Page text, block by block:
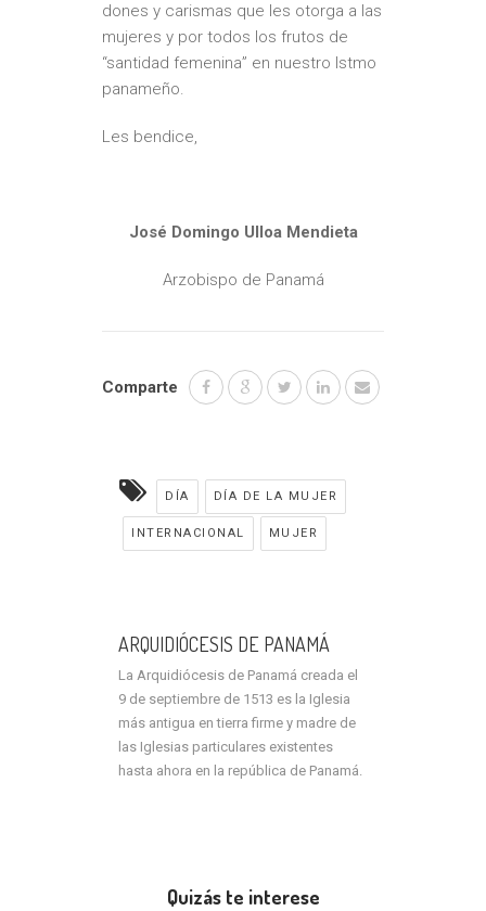
dones y carismas que les otorga a las
mujeres y por todos los frutos de
“santidad femenina” en nuestro Istmo
panameño.
Les bendice,
José Domingo Ulloa Mendieta
Arzobispo de Panamá
Comparte
DÍA DÍA DE LA MUJER
INTERNACIONAL MUJER
ARQUIDIÓCESIS DE PANAMÁ
La Arquidiócesis de Panamá creada el
9 de septiembre de 1513 es la Iglesia
más antigua en tierra firme y madre de
las Iglesias particulares existentes
hasta ahora en la república de Panamá.
Quizás te interese